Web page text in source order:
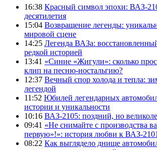
16:38 Красный символ эпохи: ВАЗ-
десятилетия
15:04 Возвращение легенды:
мировой сцене
14:25 Легенда ВАЗа:
редкой историей
13:41 «Синие «Жигули»: сколько
клип на песню-ностальгию?
12:37 Вечный спор холода и тепла:
легендой
11:52 Юбилей легендарных
истории и уникальности
10:16 ВАЗ-2105: поздний, но
09:41 «Не снимайте с производства
первую»!»: история любви к ВАЗ-2101
08:22 Как выглядело днище